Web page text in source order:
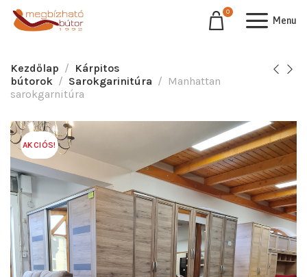
0
Menu
Kezdőlap
Kárpitos
bútorok
Sarokgarinitúra
Manhattan
sarokgarnitúra
AKCIÓS!